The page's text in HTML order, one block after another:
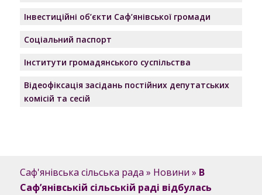
Інвестиційні об’єкти Саф’янівської громади
Соціальний паспорт
Інститути громадянського суспільства
Відеофіксація засідань постійних депутатських
комісій та сесій
Саф'янівська сільська рада » Новини » В
Саф’янівській сільській раді відбулась